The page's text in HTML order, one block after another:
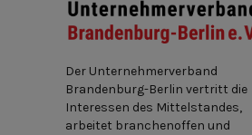
Der Unternehmerverband
Brandenburg-Berlin vertritt die
Interessen des Mittelstandes,
arbeitet branchenoffen und